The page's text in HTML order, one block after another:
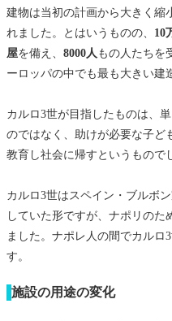
建物は当初の計画から大きく縮
れました。とはいうものの、 10
屋を備え、 8000人もの人たちを
ーロッパの中でも最も大きい建
カルロ3世が目指したものは、
のではなく、助けが必要な子ど
教育し社会に帰すというもので
カルロ3世はスペイン・ブルボ
していた形ですが、ナポリのた
ました。ナポレ人の間でカルロ
す。
施設の用途の変化